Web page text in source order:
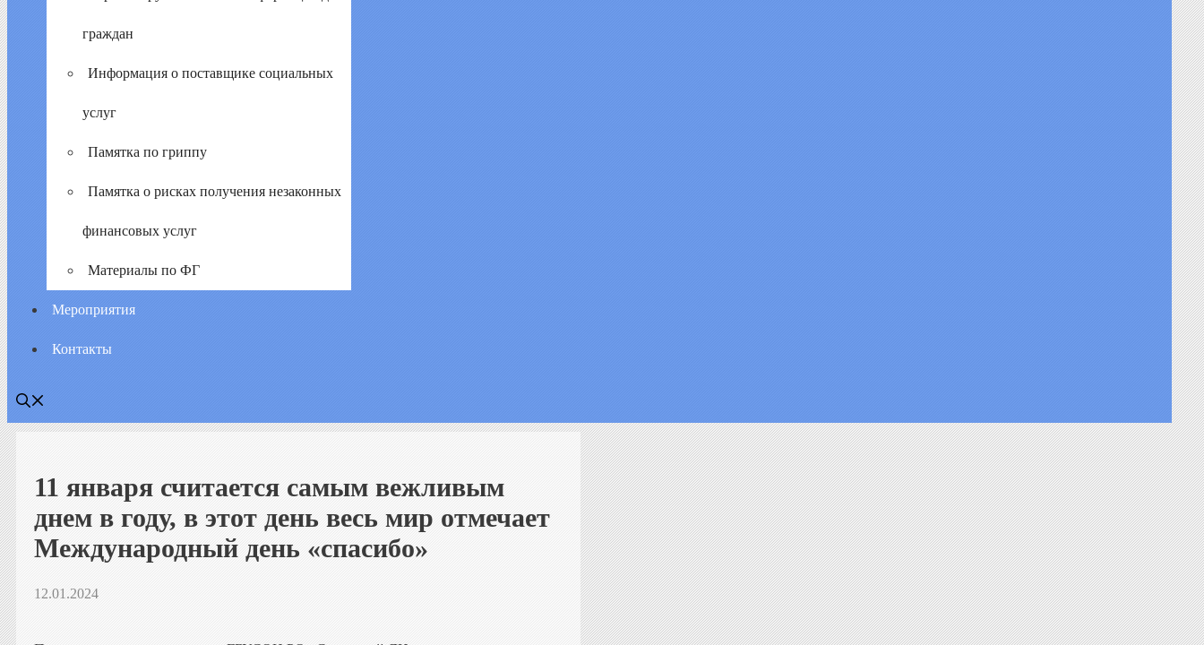
граждан
Информация о поставщике социальных
услуг
Памятка по гриппу
Памятка о рисках получения незаконных
финансовых услуг
Материалы по ФГ
Мероприятия
Контакты
11 января считается самым вежливым
днем в году, в этот день весь мир отмечает
Международный день «спасибо»
12.01.2024